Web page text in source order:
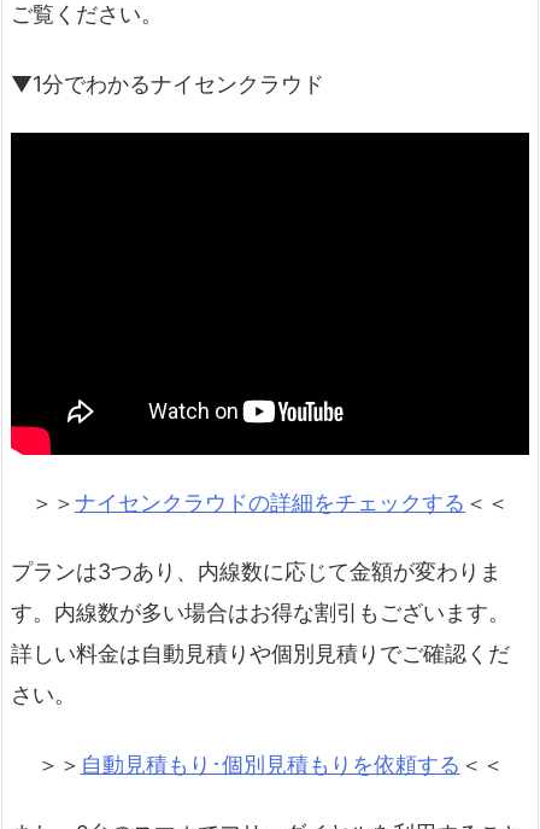
ご覧ください。
▼1分でわかるナイセンクラウド
＞＞ナイセンクラウドの詳細をチェックする ＜＜
プランは3つあり、内線数に応じて金額が変わりま
す。内線数が多い場合はお得な割引もございます。
詳しい料金は自動見積りや個別見積りでご確認くだ
さい。
＞＞ 自動見積もり･個別見積もりを依頼する ＜＜